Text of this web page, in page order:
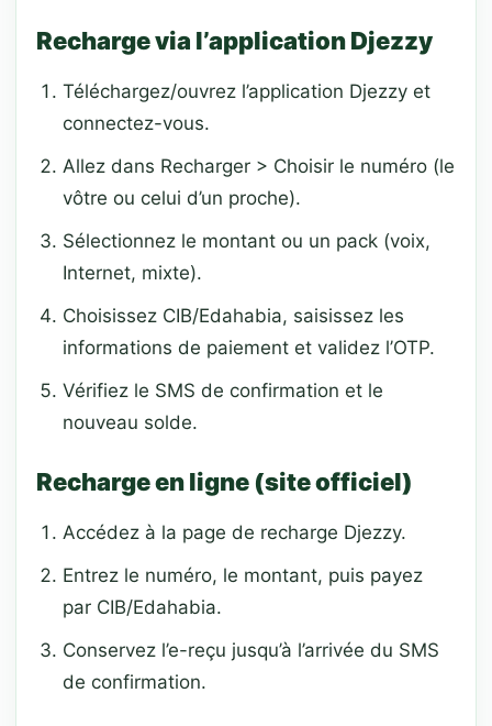
Recharge via l’application Djezzy
Téléchargez/ouvrez l’application Djezzy et
connectez-vous.
Allez dans Recharger > Choisir le numéro (le
vôtre ou celui d’un proche).
Sélectionnez le montant ou un pack (voix,
Internet, mixte).
Choisissez CIB/Edahabia, saisissez les
informations de paiement et validez l’OTP.
Vérifiez le SMS de confirmation et le
nouveau solde.
Recharge en ligne (site officiel)
Accédez à la page de recharge Djezzy.
Entrez le numéro, le montant, puis payez
par CIB/Edahabia.
Conservez l’e-reçu jusqu’à l’arrivée du SMS
de confirmation.